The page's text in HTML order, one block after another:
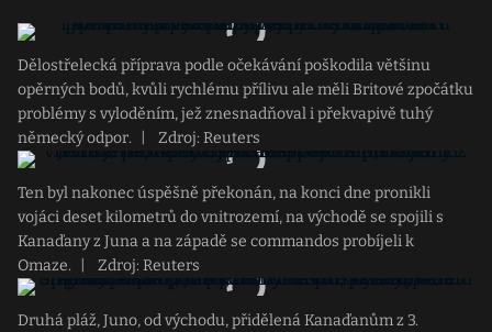
Dělostřelecká příprava podle očekávání poškodila většinu
opěrných bodů, kvůli rychlému přílivu ale měli Britové zpočátku
problémy s vyloděním, jež znesnadňoval i překvapivě tuhý
německý odpor.
Zdroj: Reuters
Ten byl nakonec úspěšně překonán, na konci dne pronikli
vojáci deset kilometrů do vnitrozemí, na východě se spojili s
Kanaďany z Juna a na západě se commandos probíjeli k
Omaze.
Zdroj: Reuters
Druhá pláž, Juno, od východu, přidělená Kanaďanům z 3.